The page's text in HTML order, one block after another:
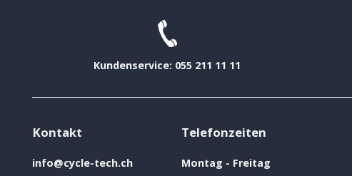
Kundenservice: 055 211 11 11
Kontakt
info@cycle-tech.ch
Telefonzeiten
Montag - Freitag